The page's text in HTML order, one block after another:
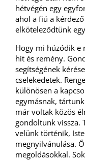
hétvégén egy
ahol a fiú a
elköteleződtünk
Hogy mi húzódik e
hit és remény.
segítségének
cselekedetek.
különösen a
egymásnak,
már voltak közös
gondoltunk vissza.
velünk történik,
megnyilvánulása.
megoldásokkal.